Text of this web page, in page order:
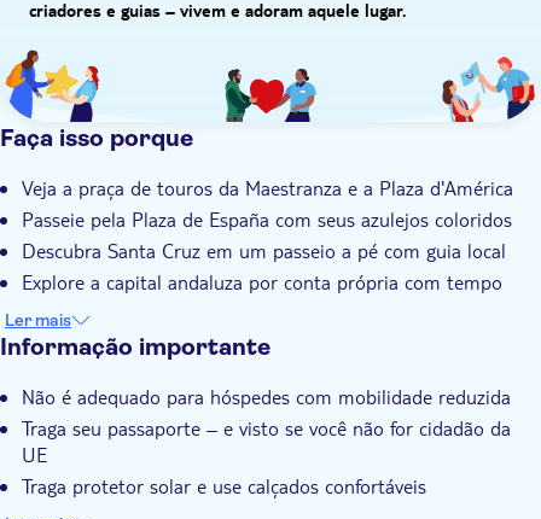
criadores e guias – vivem e adoram aquele lugar.
Faça isso porque
Veja a praça de touros da Maestranza e a Plaza d'América
Passeie pela Plaza de España com seus azulejos coloridos
Descubra Santa Cruz em um passeio a pé com guia local
Explore a capital andaluza por conta própria com tempo
Guia local especializado com conhecimento inigualável de
Ler mais
Informação importante
Não é adequado para hóspedes com mobilidade reduzida
Traga seu passaporte – e visto se você não for cidadão da
UE
Traga protetor solar e use calçados confortáveis